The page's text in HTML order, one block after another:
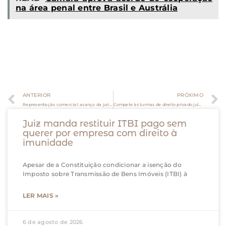
na área penal entre Brasil e Austrália
ANTERIOR PRÓXIMO
Juiz manda restituir ITBI pago sem
querer por empresa com direito à
imunidade
Apesar de a Constituição condicionar a isenção do
Imposto sobre Transmissão de Bens Imóveis (ITBI) à
LER MAIS »
6 de agosto de 2026